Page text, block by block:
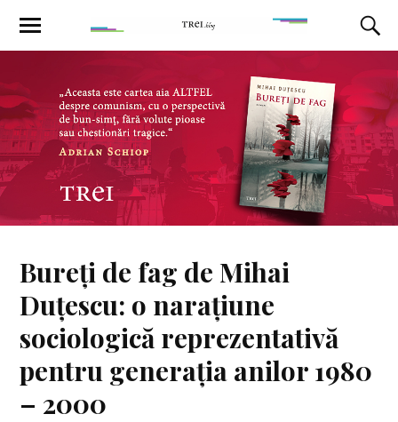
Bureți de fag de Mihai
Duțescu: o narațiune
sociologică reprezentativă
pentru generația anilor 1980
– 2000